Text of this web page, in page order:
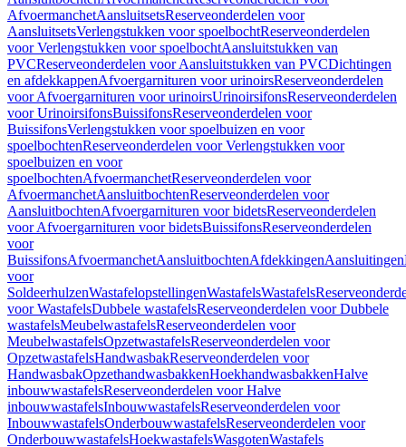
AfvoermanchetAansluitsetsReserveonderdelen voor
AansluitsetsVerlengstukken voor spoelbochtReserveonderdelen
voor Verlengstukken voor spoelbochtAansluitstukken van
PVCReserveonderdelen voor Aansluitstukken van PVCDichtingen
en afdekkappenAfvoergarnituren voor urinoirsReserveonderdelen
voor Afvoergarnituren voor urinoirsUrinoirsifonsReserveonderdelen
voor UrinoirsifonsBuissifonsReserveonderdelen voor
BuissifonsVerlengstukken voor spoelbuizen en voor
spoelbochtenReserveonderdelen voor Verlengstukken voor
spoelbuizen en voor
spoelbochtenAfvoermanchetReserveonderdelen voor
AfvoermanchetAansluitbochtenReserveonderdelen voor
AansluitbochtenAfvoergarnituren voor bidetsReserveonderdelen
voor Afvoergarnituren voor bidetsBuissifonsReserveonderdelen
voor
BuissifonsAfvoermanchetAansluitbochtenAfdekkingenAansluitingen
voor
SoldeerhulzenWastafelopstellingenWastafelsWastafels
voor WastafelsDubbele wastafelsReserveonderdelen voor Dubbele
wastafelsMeubelwastafelsReserveonderdelen voor
MeubelwastafelsOpzetwastafelsReserveonderdelen voor
OpzetwastafelsHandwasbakReserveonderdelen voor
HandwasbakOpzethandwasbakkenHoekhandwasbakkenHalve
inbouwwastafelsReserveonderdelen voor Halve
inbouwwastafelsInbouwwastafelsReserveonderdelen voor
InbouwwastafelsOnderbouwwastafelsReserveonderdelen voor
OnderbouwwastafelsHoekwastafelsWasgotenWastafels